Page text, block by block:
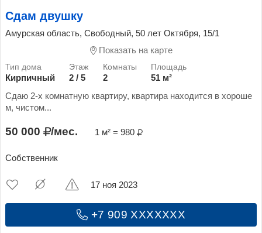
Сдам двушку
Амурская область, Свободный, 50 лет Октября, 15/1
Показать на карте
Кирпичный 2 / 5 2
51 м²
Сдаю 2-х комнатную квартиру, квартира находится в хороше
м, чистом...
50 000 /мес. 1 м² = 980
Собственник
+7 909 XXXXXXX
17 ноя 2023